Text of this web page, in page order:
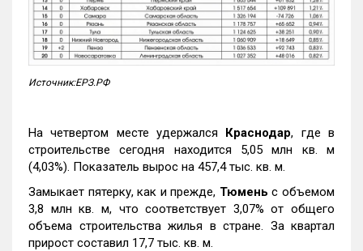
Источник:ЕРЗ.РФ
На четвертом месте удержался Краснодар, где в
строительстве сегодня находится 5,05 млн кв. м
(4,03%). Показатель вырос на 457,4 тыс. кв. м.
Замыкает пятерку, как и прежде, Тюмень с объемом
3,8 млн кв. м, что соответствует 3,07% от общего
объема строительства жилья в стране. За квартал
прирост составил 17,7 тыс. кв. м.